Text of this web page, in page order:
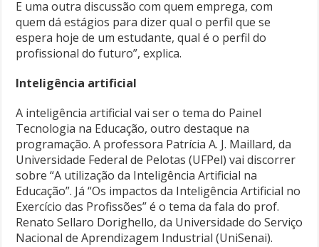
E uma outra discussão com quem emprega, com
quem dá estágios para dizer qual o perfil que se
espera hoje de um estudante, qual é o perfil do
profissional do futuro”, explica.
Inteligência artificial
A inteligência artificial vai ser o tema do Painel
Tecnologia na Educação, outro destaque na
programação. A professora Patrícia A. J. Maillard, da
Universidade Federal de Pelotas (UFPel) vai discorrer
sobre “A utilização da Inteligência Artificial na
Educação”. Já “Os impactos da Inteligência Artificial no
Exercício das Profissões” é o tema da fala do prof.
Renato Sellaro Dorighello, da Universidade do Serviço
Nacional de Aprendizagem Industrial (UniSenai).